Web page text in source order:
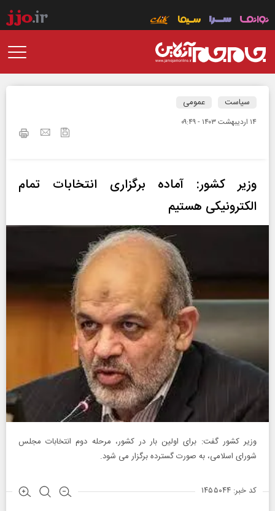
سیاست عمومی
۱۴ ارديبهشت ۱۴۰۳ - ۰۹:۴۹
وزیر کشور: آماده برگزاری انتخابات تمام
الکترونیکی هستیم
وزیر کشور گفت: برای اولین بار در کشور، مرحله دوم انتخابات مجلس
شورای اسلامی، به صورت گسترده برگزار می شود.
کد خبر: ۱۴۵۵۰۴۴